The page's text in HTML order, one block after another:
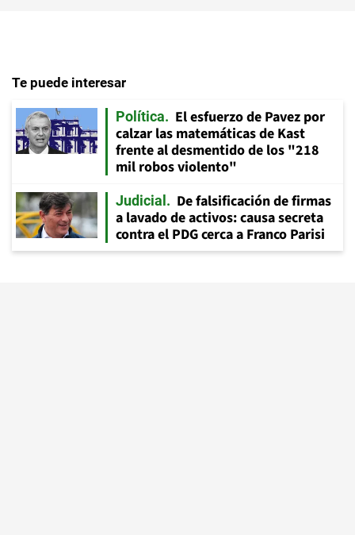
Te puede interesar
Política
El esfuerzo de Pavez por
calzar las matemáticas de Kast
frente al desmentido de los "218
mil robos violento"
Judicial
De falsificación de firmas
a lavado de activos: causa secreta
contra el PDG cerca a Franco Parisi